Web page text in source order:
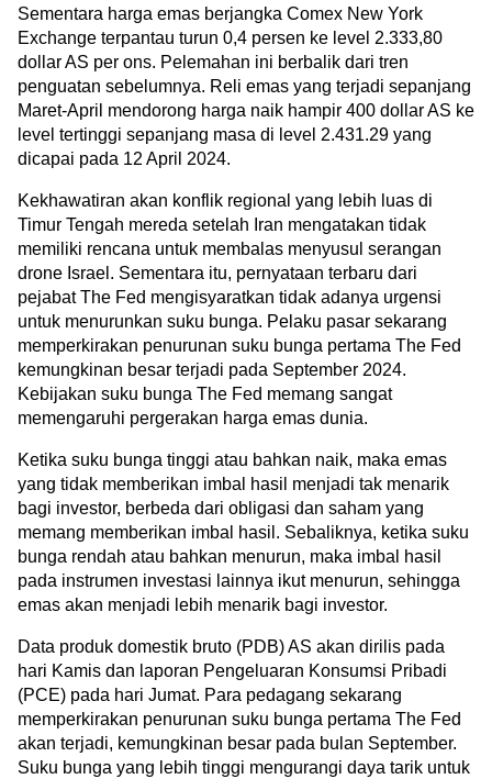
Sementara harga emas berjangka Comex New York
Exchange terpantau turun 0,4 persen ke level 2.333,80
dollar AS per ons. Pelemahan ini berbalik dari tren
penguatan sebelumnya. Reli emas yang terjadi sepanjang
Maret-April mendorong harga naik hampir 400 dollar AS ke
level tertinggi sepanjang masa di level 2.431.29 yang
dicapai pada 12 April 2024.
Kekhawatiran akan konflik regional yang lebih luas di
Timur Tengah mereda setelah Iran mengatakan tidak
memiliki rencana untuk membalas menyusul serangan
drone Israel. Sementara itu, pernyataan terbaru dari
pejabat The Fed mengisyaratkan tidak adanya urgensi
untuk menurunkan suku bunga. Pelaku pasar sekarang
memperkirakan penurunan suku bunga pertama The Fed
kemungkinan besar terjadi pada September 2024.
Kebijakan suku bunga The Fed memang sangat
memengaruhi pergerakan harga emas dunia.
Ketika suku bunga tinggi atau bahkan naik, maka emas
yang tidak memberikan imbal hasil menjadi tak menarik
bagi investor, berbeda dari obligasi dan saham yang
memang memberikan imbal hasil. Sebaliknya, ketika suku
bunga rendah atau bahkan menurun, maka imbal hasil
pada instrumen investasi lainnya ikut menurun, sehingga
emas akan menjadi lebih menarik bagi investor.
Data produk domestik bruto (PDB) AS akan dirilis pada
hari Kamis dan laporan Pengeluaran Konsumsi Pribadi
(PCE) pada hari Jumat. Para pedagang sekarang
memperkirakan penurunan suku bunga pertama The Fed
akan terjadi, kemungkinan besar pada bulan September.
Suku bunga yang lebih tinggi mengurangi daya tarik untuk